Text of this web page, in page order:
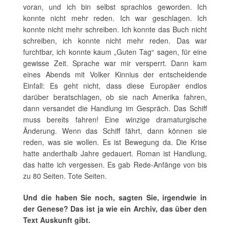
voran, und ich bin selbst sprachlos geworden. Ich
konnte nicht mehr reden. Ich war geschlagen. Ich
konnte nicht mehr schreiben. Ich konnte das Buch nicht
schreiben, ich konnte nicht mehr reden. Das war
furchtbar, ich konnte kaum „Guten Tag“ sagen, für eine
gewisse Zeit. Sprache war mir versperrt. Dann kam
eines Abends mit Volker Kinnius der entscheidende
Einfall: Es geht nicht, dass diese Europäer endlos
darüber beratschlagen, ob sie nach Amerika fahren,
dann versandet die Handlung im Gespräch. Das Schiff
muss bereits fahren! Eine winzige dramaturgische
Änderung. Wenn das Schiff fährt, dann können sie
reden, was sie wollen. Es ist Bewegung da. Die Krise
hatte anderthalb Jahre gedauert. Roman ist Handlung,
das hatte ich vergessen. Es gab Rede-Anfänge von bis
zu 80 Seiten. Tote Seiten.
Und die haben Sie noch, sagten Sie, irgendwie in
der Genese? Das ist ja wie ein Archiv, das über den
Text Auskunft gibt.